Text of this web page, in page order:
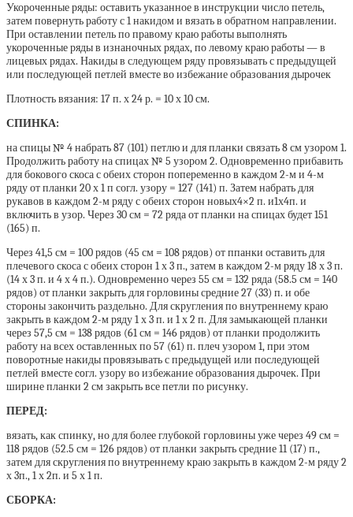
Укороченные ряды: оставить указанное в инструкции число петель,
затем повернуть работу с 1 накидом и вязать в обратном направлении.
При оставлении петель по правому краю работы выполнять
укороченные ряды в изнаночных рядах, по левому краю работы — в
лицевых рядах. Накиды в следующем ряду провязывать с предыдущей
или последующей петлей вместе во избежание образования дырочек
Плотность вязания: 17 п. х 24 р. = 10 х 10 см.
СПИНКА:
на спицы № 4 набрать 87 (101) петлю и для планки связать 8 см узором 1.
Продолжить работу на спицах № 5 узором 2. Одновременно прибавить
для бокового скоса с обеих сторон попеременно в каждом 2-м и 4-м
ряду от планки 20 х 1 п согл. узору = 127 (141) п. Затем набрать для
рукавов в каждом 2-м ряду с обеих сторон новых4×2 п. и1х4п. и
включить в узор. Через 30 см = 72 ряда от планки на спицах будет 151
(165) п.
Через 41,5 см = 100 рядов (45 см = 108 рядов) от ппанки оставить для
плечевого скоса с обеих сторон 1 х 3 п., затем в каждом 2-м ряду 18 х 3 п.
(14 х 3 п. и 4 х 4 п.). Одновременно через 55 см = 132 ряда (58.5 см = 140
рядов) от планки закрыть для горловины средние 27 (33) п. и обе
стороны закончить раздельно. Для скругления по внутреннему краю
закрыть в каждом 2-м ряду 1 х 3 п. и 1 х 2 п. Для замыкающей планки
через 57,5 см = 138 рядов (61 см = 146 рядов) от планки продолжить
работу на всех оставленных по 57 (61) п. плеч узором 1, при этом
поворотные накиды провязывать с предыдущей или последующей
петлей вместе coгл. узору во избежание образования дырочек. При
ширине планки 2 см закрыть все петли по рисунку.
ПЕРЕД:
вязать, как спинку, но для более глубокой горловины уже через 49 см =
118 рядов (52.5 см = 126 рядов) от планки закрыть средние 11 (17) п.,
затем для скругления по внутреннему краю закрыть в каждом 2-м ряду 2
х 3п., 1 х 2п. и 5 х 1 п.
СБОРКА: